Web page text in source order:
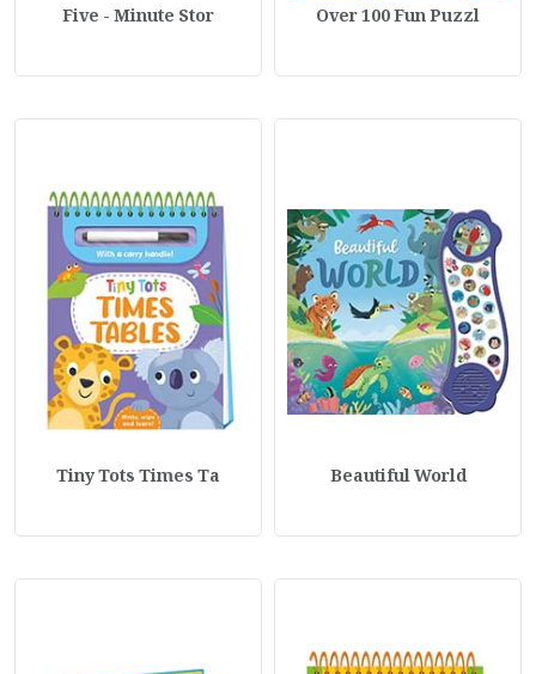
Over 100 Fun Puzzl
Five - Minute Stor
Beautiful World
Tiny Tots Times Ta